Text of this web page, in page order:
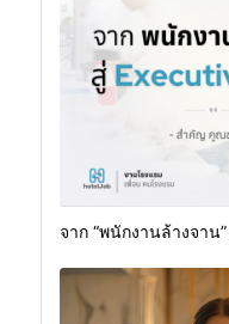
จาก “พนักงานล้างจาน